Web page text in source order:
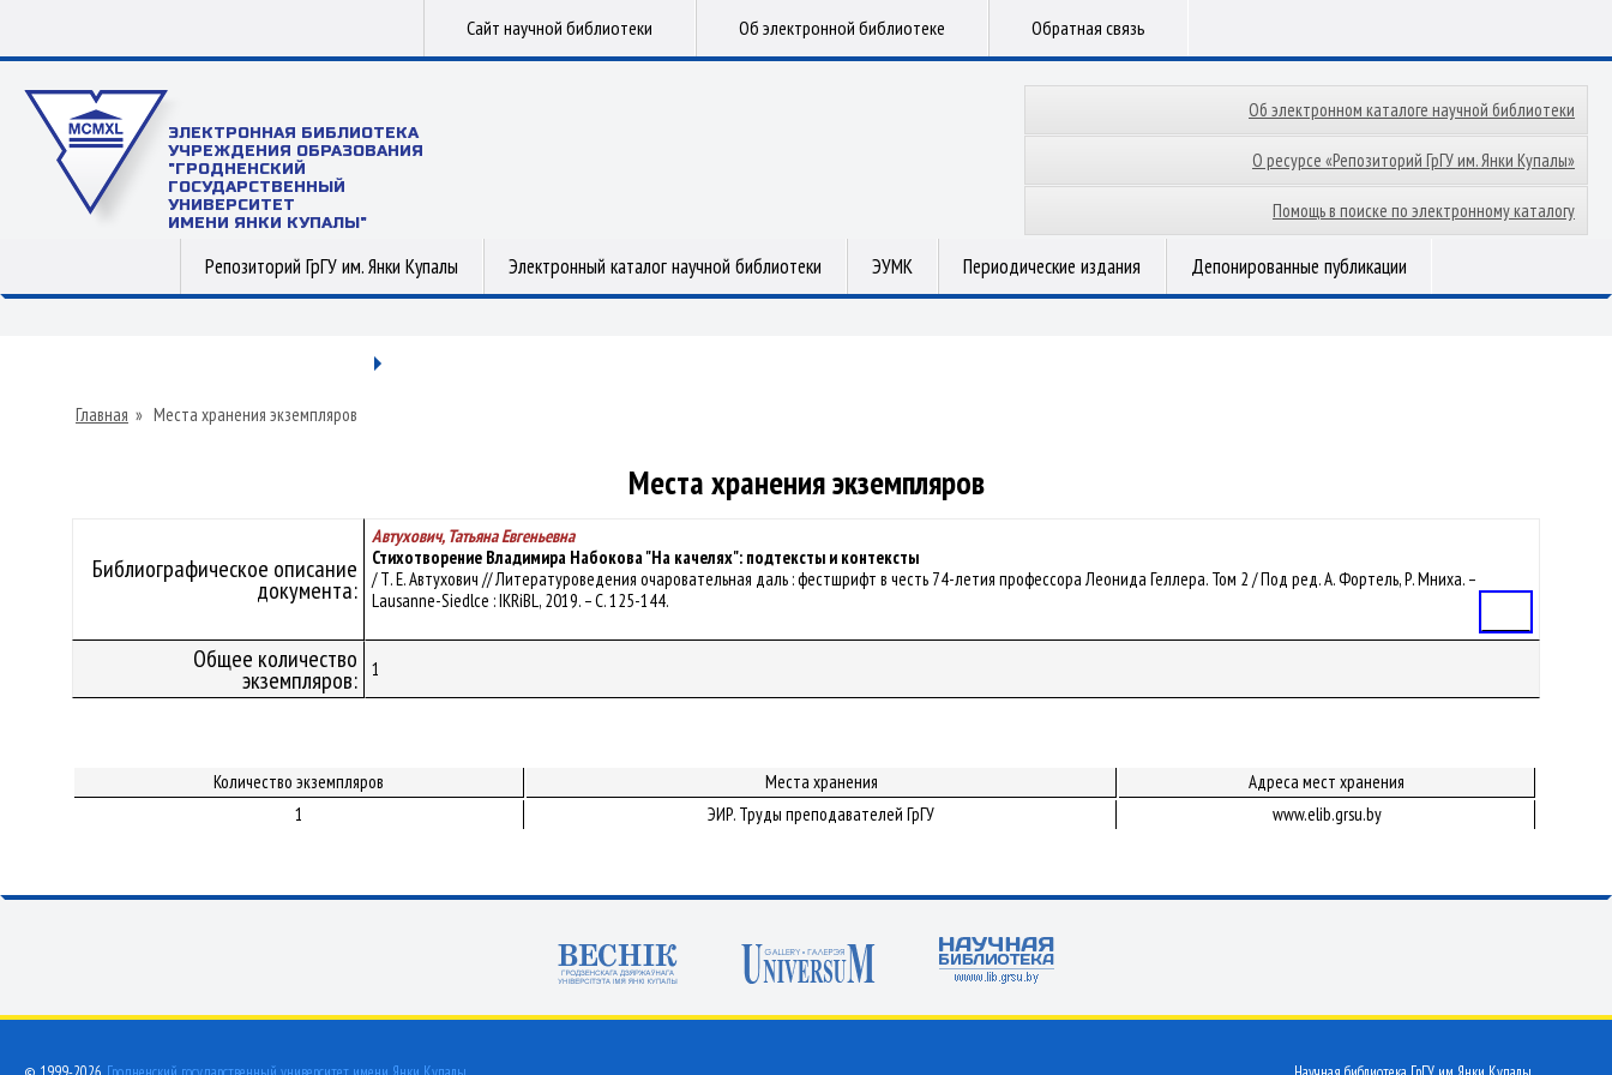
Сайт научной библиотеки Об электронной библиотеке Обратная связь
ЭЛЕКТРОННАЯ БИБЛИОТЕКА
УЧРЕЖДЕНИЯ ОБРАЗОВАНИЯ
"ГРОДНЕНСКИЙ
ГОСУДАРСТВЕННЫЙ
УНИВЕРСИТЕТ
ИМЕНИ ЯНКИ КУПАЛЫ"
Об электронном каталоге научной библиотеки
О ресурсе «Репозиторий ГрГУ им. Янки Купалы»
Помощь в поиске по электронному каталогу
Репозиторий ГрГУ им. Янки Купалы Электронный каталог научной библиотеки ЭУМК Периодические издания Депонированные публикации
Главная » Места хранения экземпляров
Места хранения экземпляров
Библиографическое описание
документа:
Автухович, Татьяна Евгеньевна
Стихотворение Владимира Набокова "На качелях": подтексты и контексты
/ Т. Е. Автухович // Литературоведения очаровательная даль : фестшрифт в честь 74-летия профессора Леонида Геллера. Том 2 / Под ред. А. Фортель, Р. Мниха. –
Lausanne-Siedlce : IKRiBL, 2019. – С. 125-144.
Общее количество
экземпляров: 1
Количество экземпляров Места хранения
Адреса мест хранения
1
ЭИР. Труды преподавателей ГрГУ www.elib.grsu.by